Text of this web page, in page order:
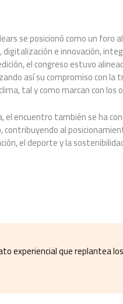
se posicionó como un
e innovación,
el congreso estuvo
así su compromiso con la
tal y como marcan con los
el encuentro también se ha
contribuyendo al
el deporte y la
experiencial que replantea los